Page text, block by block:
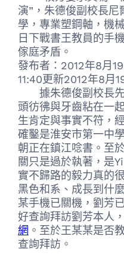
演”，朱德俊副校長
學，專業塑鋼軸，機
日下戰書王教員的手
傢庭矛盾。
發布者：2012年8月
11:40更新2012年8月
據朱德俊副校長先
頭彷彿與牙齒粘在一
生肯定與事實不符，
確鑿是淮安市第一中
朝正在鎮江唸書。至
關只是過於執著，是
實不歸路的毅力真的
黑色和系、成長到什
某手機已關機，劉芳
好查詢拜訪劉芳本人
網 。至於王某某是否
查詢拜訪。